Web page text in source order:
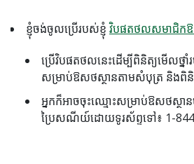
ខ្ញុំចង់ចូលប្រើរបស់ខ្ញុំវិបផតថលសមាជិកឱ
ប្រើវិបផតថលនេះដើម្បីពិនិត្យមើលថ្ន
សម្រាប់ឱសថស្ថានតាមសំបុត្រ និងពិនិត្
អ្នកក៏អាចចុះឈ្មោះសម្រាប់ឱសថស្ថា
ប្រៃសណីយ៍ដោយទូរស័ព្ទទៅ៖ 1-